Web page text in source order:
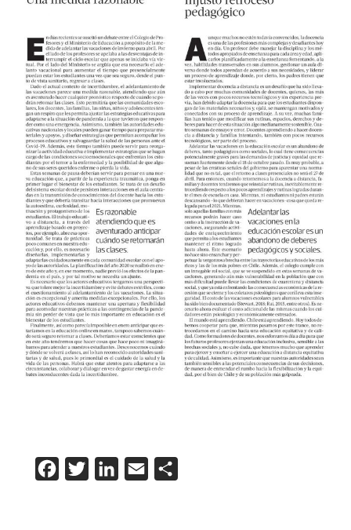
Facebook
Twitter LinkedInEmail